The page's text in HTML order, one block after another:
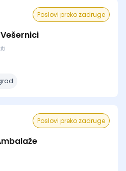
Poslovi preko zadruge
Poslovi preko zadruge